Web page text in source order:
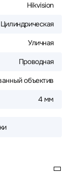
Hikvision
Цилиндрическая
Уличная
Проводная
объектив
4 мм